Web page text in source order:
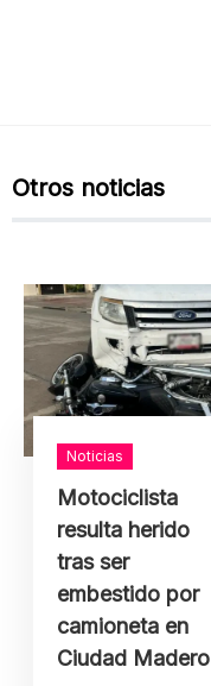
Otros noticias
Noticias
Motociclista
resulta herido
tras ser
embestido por
camioneta en
Ciudad Madero